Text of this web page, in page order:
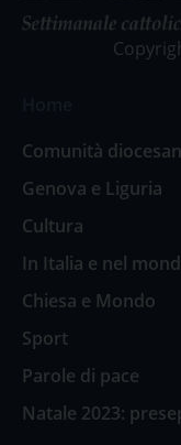
Comunità
Genova e Liguria
Cultura
In Italia e nel
Chiesa e Mondo
Sport
Parole di pace
Natale 2023: